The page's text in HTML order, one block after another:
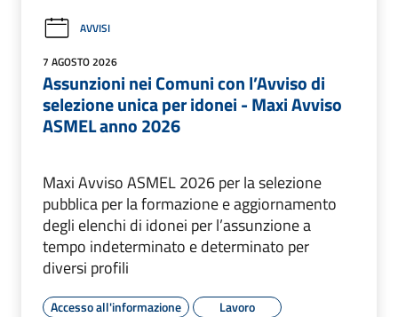
AVVISI
7 AGOSTO 2026
Assunzioni nei Comuni con l’Avviso di
selezione unica per idonei - Maxi Avviso
ASMEL anno 2026
Maxi Avviso ASMEL 2026 per la selezione
pubblica per la formazione e aggiornamento
degli elenchi di idonei per l’assunzione a
tempo indeterminato e determinato per
diversi profili
Accesso all'informazione
Lavoro